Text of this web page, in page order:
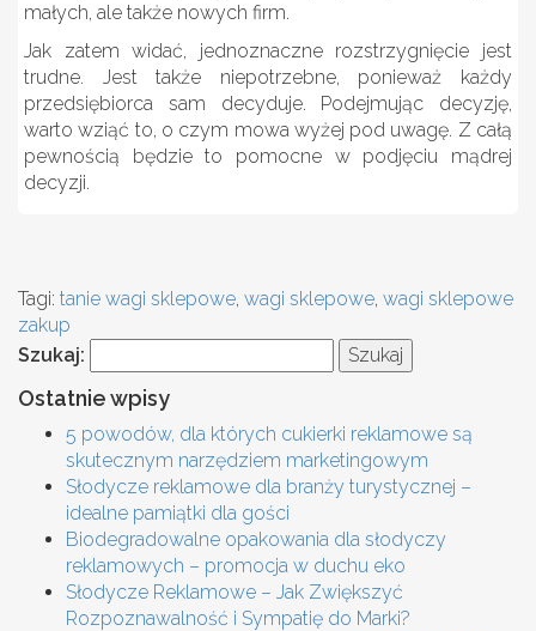
małych, ale także nowych firm.
Jak zatem widać, jednoznaczne rozstrzygnięcie jest
trudne. Jest także niepotrzebne, ponieważ każdy
przedsiębiorca sam decyduje. Podejmując decyzję,
warto wziąć to, o czym mowa wyżej pod uwagę. Z całą
pewnością będzie to pomocne w podjęciu mądrej
decyzji.
Tagi: tanie wagi sklepowe, wagi sklepowe, wagi sklepowe
zakup
Szukaj:
Ostatnie wpisy
5 powodów, dla których cukierki reklamowe są
skutecznym narzędziem marketingowym
Słodycze reklamowe dla branży turystycznej –
idealne pamiątki dla gości
Biodegradowalne opakowania dla słodyczy
reklamowych – promocja w duchu eko
Słodycze Reklamowe – Jak Zwiększyć
Rozpoznawalność i Sympatię do Marki?